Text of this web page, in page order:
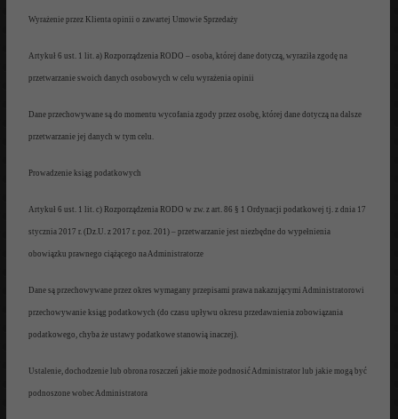
Wyrażenie przez Klienta opinii o zawartej Umowie Sprzedaży
Artykuł 6 ust. 1 lit. a) Rozporządzenia RODO – osoba, której dane dotyczą, wyraziła zgodę na
przetwarzanie swoich danych osobowych w celu wyrażenia opinii
Dane przechowywane są do momentu wycofania zgod y przez osobę, której dane dotyczą na dalsze
przetwarzanie jej danych w tym celu.
Prowadzenie ksiąg podatkowych
Artykuł 6 ust. 1 lit. c) Rozporządzenia RODO w zw. z art. 86 § 1 Ordynacji podatkowej tj. z dnia 17
stycznia 2017 r. (Dz.U. z 2017 r. poz. 201) – przetwarzanie jest niezbędne do wypełnienia
obowiązku prawnego ciążącego na Administratorze
Dane są przechowywane przez okres wymagany przepisami prawa nakazującymi Administratorowi
przechowywanie ksiąg podatkowych (do czasu upływu okresu przedawnienia zobowiązania
podatkowego, chyba że ustawy podatkowe stanowią inaczej).
Ustalenie, dochodzenie lub obrona roszczeń jakie może podnosićAdministrator lub jakie mogą być
podnoszone wobec Administratora